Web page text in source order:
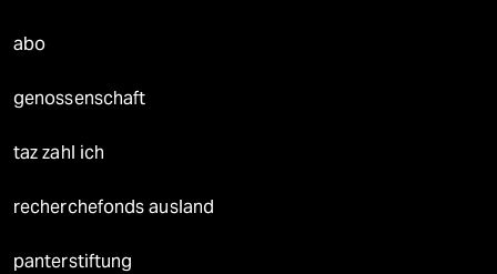
abo
genossenschaft
taz zahl ich
recherchefonds ausland
panterstiftung